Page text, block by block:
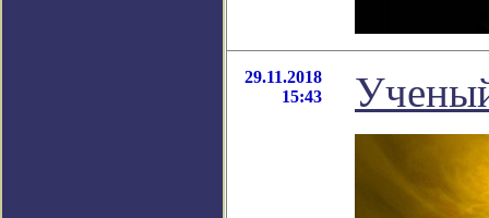
29.11.2018
15:43